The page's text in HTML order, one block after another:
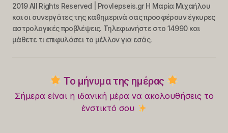
2019 All Rights Reserved | Provlepseis.gr Η Μαρία Μιχαήλου
και οι συνεργάτες της καθημερινά σας προσφέρουν έγκυρες
αστρολογικές προβλέψεις. Τηλεφωνήστε στο 14990 και
μάθετε τι επιφυλάσει το μέλλον για εσάς.
Το μήνυμα της ημέρας
Σήμερα είναι η ιδανική μέρα να ακολουθήσεις το
ένστικτό σου